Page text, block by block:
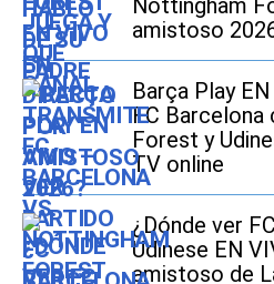
amistoso
Barça Play
FC
Forest y
TV online
¿Dónde ver
Udinese EN
amistoso de